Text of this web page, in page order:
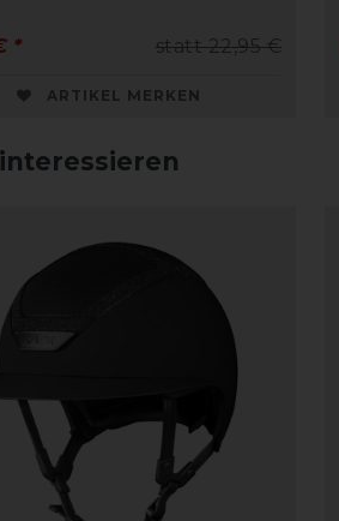
statt 22,95 €
*
ARTIKEL MERKEN